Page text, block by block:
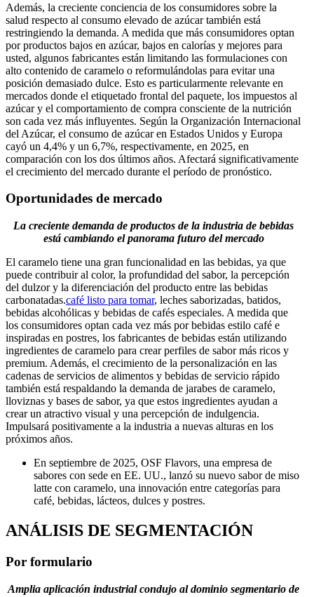
Además, la creciente conciencia de los consumidores sobre la
salud respecto al consumo elevado de azúcar también está
restringiendo la demanda. A medida que más consumidores optan
por productos bajos en azúcar, bajos en calorías y mejores para
usted, algunos fabricantes están limitando las formulaciones con
alto contenido de caramelo o reformulándolas para evitar una
posición demasiado dulce. Esto es particularmente relevante en
mercados donde el etiquetado frontal del paquete, los impuestos al
azúcar y el comportamiento de compra consciente de la nutrición
son cada vez más influyentes. Según la Organización Internacional
del Azúcar, el consumo de azúcar en Estados Unidos y Europa
cayó un 4,4% y un 6,7%, respectivamente, en 2025, en
comparación con los dos últimos años. Afectará significativamente
el crecimiento del mercado durante el período de pronóstico.
Oportunidades de mercado
La creciente demanda de productos de la industria de bebidas
está cambiando el panorama futuro del mercado
El caramelo tiene una gran funcionalidad en las bebidas, ya que
puede contribuir al color, la profundidad del sabor, la percepción
del dulzor y la diferenciación del producto entre las bebidas
carbonatadas.café listo para tomar, leches saborizadas, batidos,
bebidas alcohólicas y bebidas de cafés especiales. A medida que
los consumidores optan cada vez más por bebidas estilo café e
inspiradas en postres, los fabricantes de bebidas están utilizando
ingredientes de caramelo para crear perfiles de sabor más ricos y
premium. Además, el crecimiento de la personalización en las
cadenas de servicios de alimentos y bebidas de servicio rápido
también está respaldando la demanda de jarabes de caramelo,
lloviznas y bases de sabor, ya que estos ingredientes ayudan a
crear un atractivo visual y una percepción de indulgencia.
Impulsará positivamente a la industria a nuevas alturas en los
próximos años.
En septiembre de 2025, OSF Flavors, una empresa de
sabores con sede en EE. UU., lanzó su nuevo sabor de miso
latte con caramelo, una innovación entre categorías para
café, bebidas, lácteos, dulces y postres.
ANÁLISIS DE SEGMENTACIÓN
Por formulario
Amplia aplicación industrial condujo al dominio segmentario de